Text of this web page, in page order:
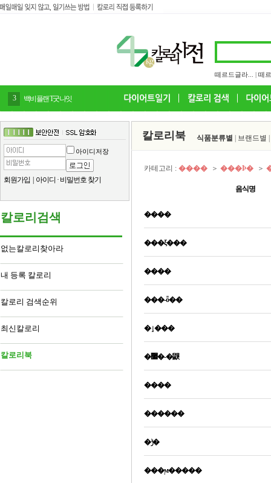
떼르드글라... 떼
3 백비플랜 T굿나잇
아이디저장
회원가입 아이디 · 비밀번호 찾기
칼로리검색
없는칼로리찾아라
내 등록 칼로리
칼로리 검색순위
최신칼로리
칼로리북
칼로리북 식품분류별 브랜드별
카테고리 : ���� ＞ ���Ϸ� ＞
음식명
����
���ξ���
����
���-ȫ��
�ٳ���
�޷�-�鼳
����
������
�ݱ�
���ϻ�����